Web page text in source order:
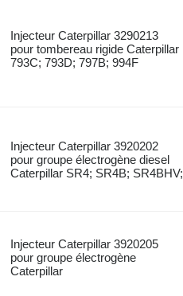
Injecteur Caterpillar 3290213
pour tombereau rigide Caterpillar
793C; 793D; 797B; 994F
Injecteur Caterpillar 3920202
pour groupe électrogène diesel
Caterpillar SR4; SR4B; SR4BHV;
Injecteur Caterpillar 3920205
pour groupe électrogène
Caterpillar